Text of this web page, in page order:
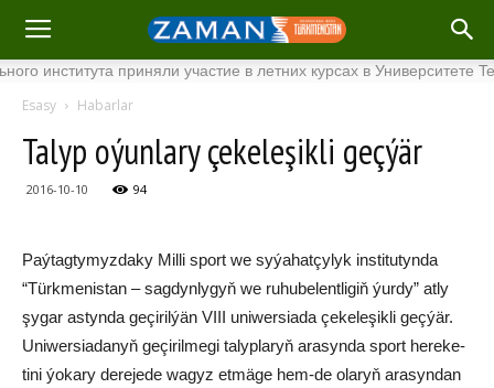
приняли участие в летних курсах в Университете
Esasy Habarlar
Ta­lyp oýun­la­ry çe­ke­le­şik­li geç­ýär
2016-10-10 94
Paý­tag­ty­myz­da­ky Mil­li sport we sy­ýa­hat­çy­lyk ins­ti­tu­tyn­da
“Türk­me­nis­tan – sag­dyn­ly­gyň we ru­hu­be­lent­li­giň ýur­dy” at­ly
şy­gar as­tyn­da ge­çi­ril­ýän VIII uni­wer­sia­da çe­ke­le­şik­li geç­ýär.
Uni­wer­sia­da­nyň ge­çi­ril­me­gi ta­lyp­la­ryň ara­syn­da sport he­re­ke­
ti­ni ýo­ka­ry de­re­je­de wa­gyz et­mä­ge hem-de ola­ryň ara­syn­dan